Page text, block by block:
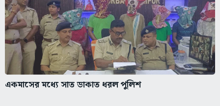
একমাসের মধ্যে সাত ডাকাত ধরল পুলিশ